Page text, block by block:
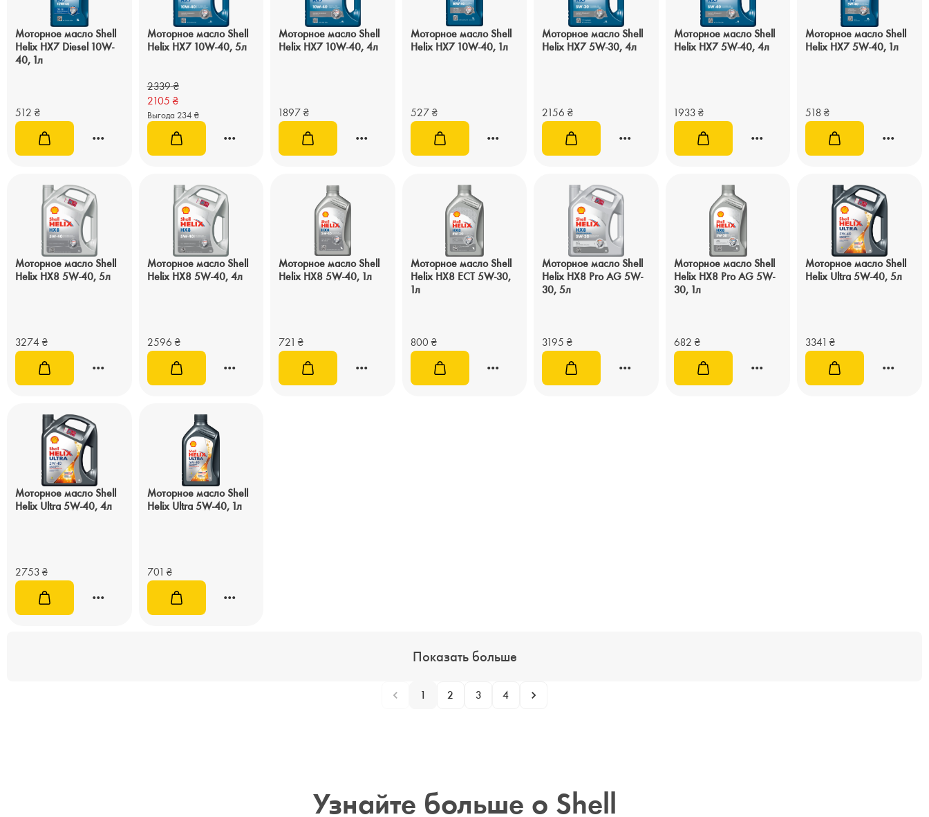
Моторное масло Shell
Helix HX7 Diesel 10W-
40, 1л
512 ₴
Моторное масло Shell
Helix HX7 10W-40, 5л
2339₴
2105 ₴
Выгода 234 ₴
Моторное масло Shell
Helix HX7 10W-40, 4л
1897₴
Моторное масло Shell
Helix HX7 10W-40, 1л
527₴
Моторное масло Shell
Helix HX7 5W-30, 4л
2156 ₴
Моторное масло Shell
Helix HX7 5W-40, 4л
1933₴
Моторное масло Shell
Helix HX7 5W-40, 1л
518₴
Моторное масло Shell
Helix HX8 5W-40, 5л
3274 ₴
Моторное масло Shell
Helix HX8 5W-40, 4л
2596 ₴
Моторное масло Shell
Helix HX8 5W-40, 1л
721 ₴
Моторное масло Shell
Helix HX8 ECT 5W-30,
1л
800 ₴
Моторное масло Shell
Helix HX8 Pro AG 5W-
30, 5л
3195 ₴
Моторное масло Shell
Helix HX8 Pro AG 5W-
30, 1л
682 ₴
Моторное масло Shell
Helix Ultra 5W-40, 5л
3341 ₴
Моторное масло Shell
Helix Ultra 5W-40, 4л
2753₴
Моторное масло Shell
Helix Ultra 5W-40, 1л
701 ₴
Показать больше
1 2 3 4
Узнайте больше о Shell